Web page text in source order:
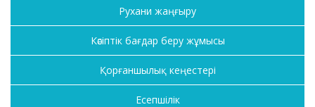
Рухани жаңғыру
Кәсіптік бағдар беру жұмысы
Қорғаншылық кеңестері
Есепшілік